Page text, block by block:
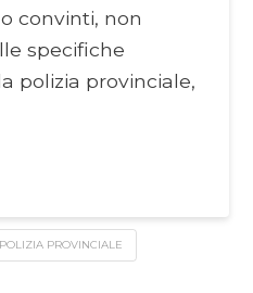
convinti, non
specifiche
polizia provinciale,
POLIZIA PROVINCIALE